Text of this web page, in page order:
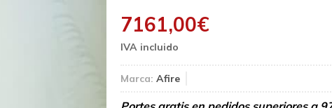
7161,00€
Marca: Afire